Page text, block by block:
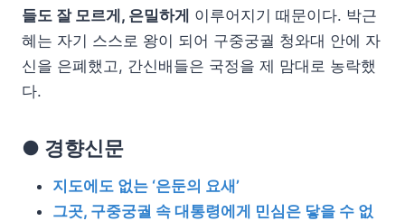
들도 잘 모르게, 은밀하게 이루어지기 때문이다. 박근
혜는 자기 스스로 왕이 되어 구중궁궐 청와대 안에 자
신을 은폐했고, 간신배들은 국정을 제 맘대로 농락했
다.
● 경향신문
지도에도 없는 ‘은둔의 요새’
그곳, 구중궁궐 속 대통령에게 민심은 닿을 수 없